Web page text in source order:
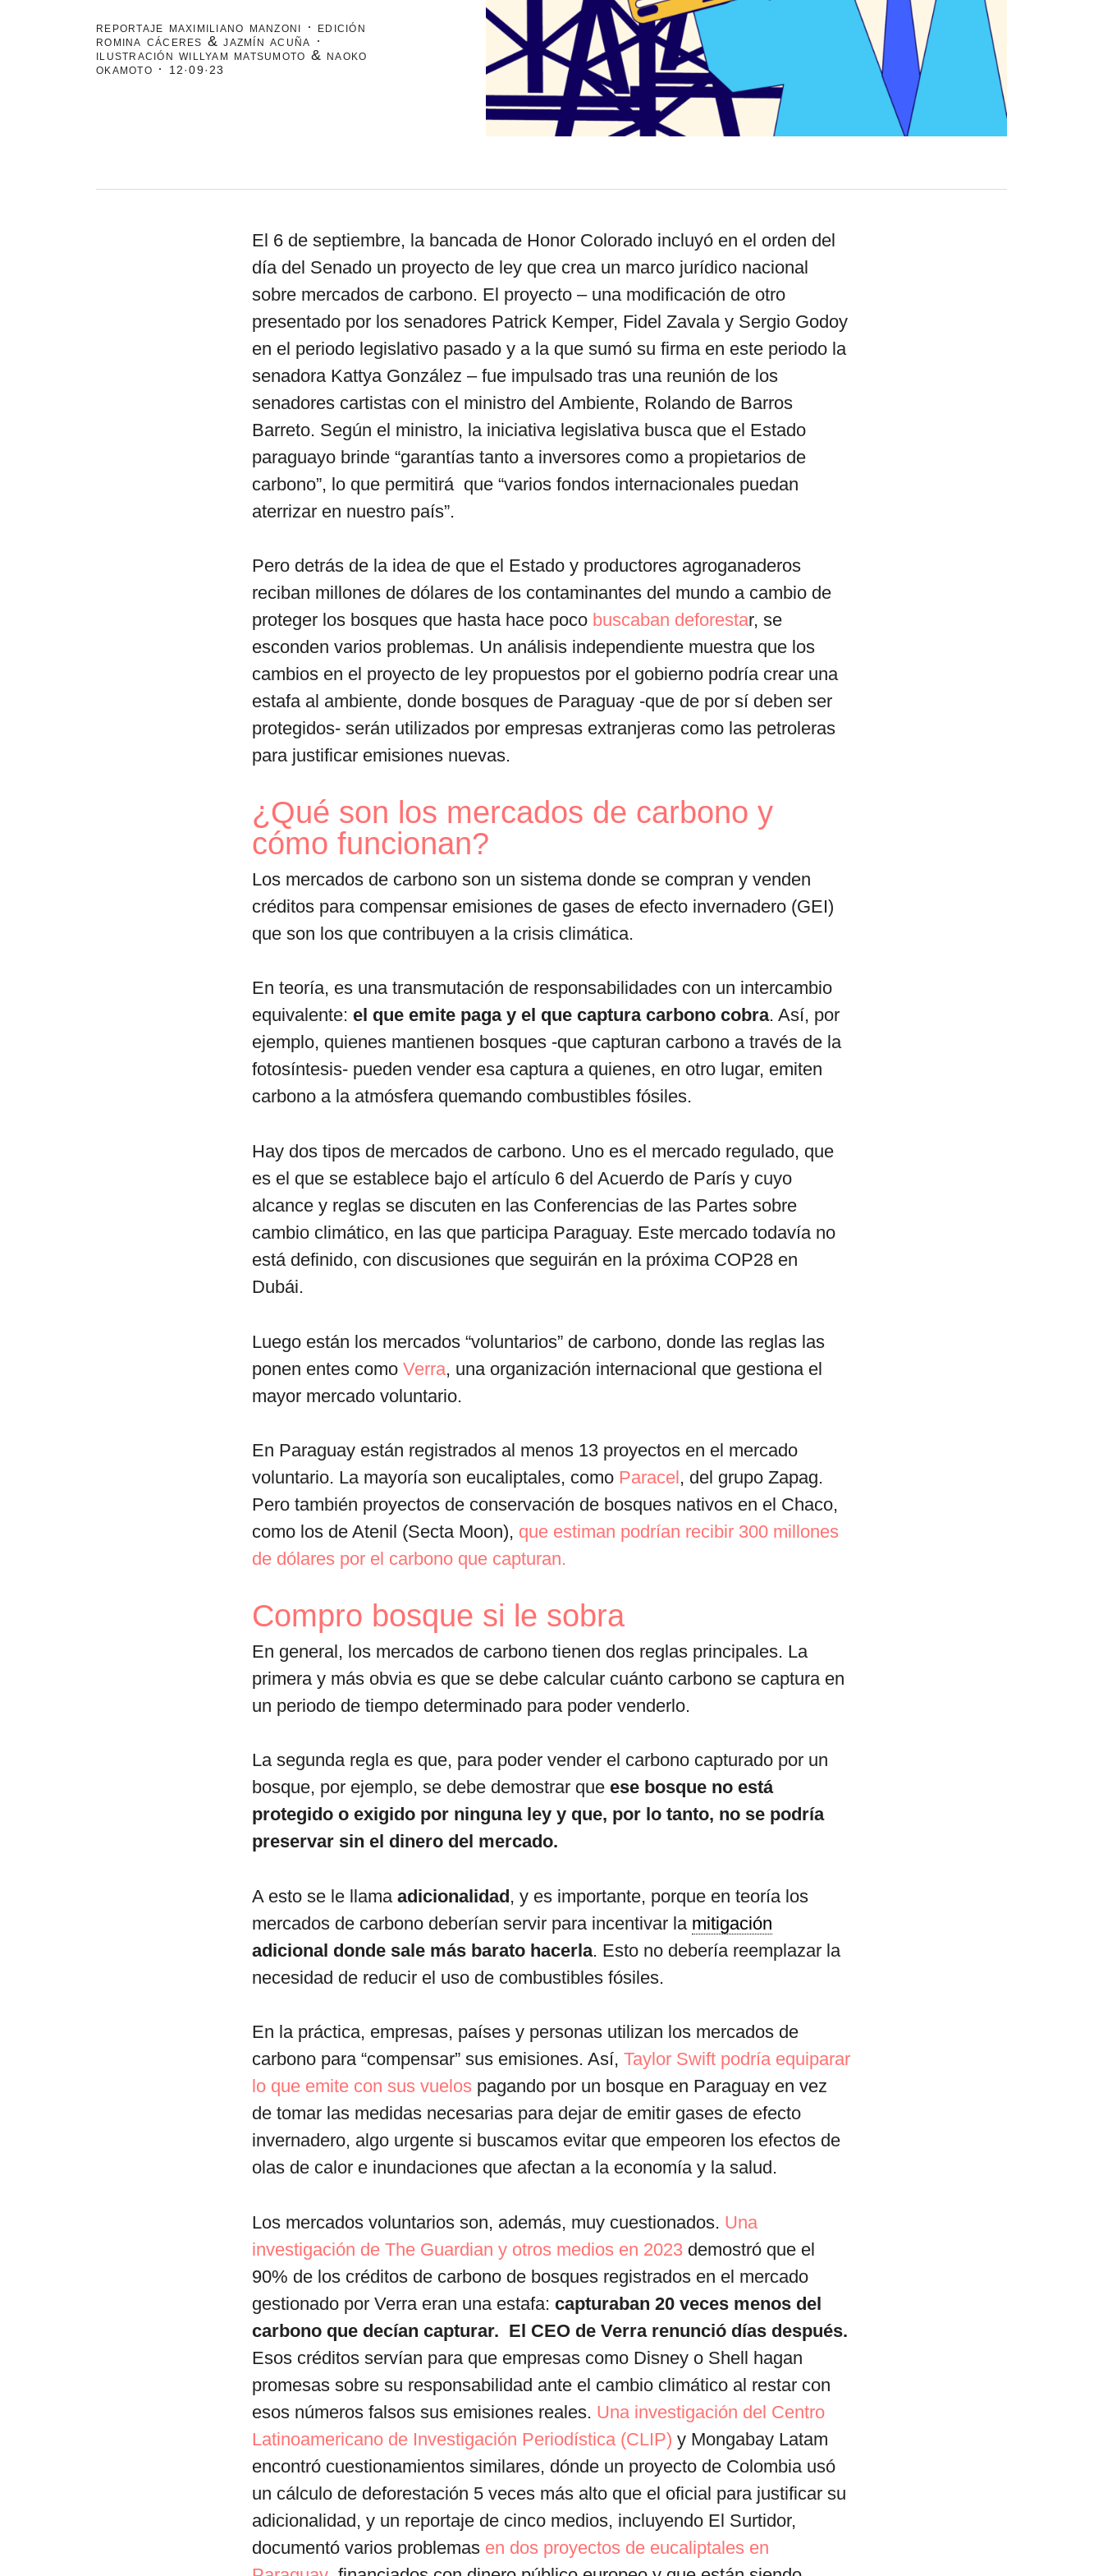
por formato
scrolls
timeline
reportaje maximiliano manzoni · edición
romina cáceres & jazmín acuña ·
ilustración willyam matsumoto & naoko
okamoto ·
12·09·23
El 6 de septiembre, la bancada de Honor Colorado incluyó en el orden del
día del Senado un proyecto de ley que crea un marco jurídico nacional
sobre mercados de carbono. El proyecto – una modificación de otro
presentado por los senadores Patrick Kemper, Fidel Zavala y Sergio Godoy
en el periodo legislativo pasado y a la que sumó su firma en este periodo la
senadora Kattya González – fue impulsado tras una reunión de los
senadores cartistas con el ministro del Ambiente, Rolando de Barros
Barreto. Según el ministro, la iniciativa legislativa busca que el Estado
paraguayo brinde “garantías tanto a inversores como a propietarios de
carbono”, lo que permitirá que “varios fondos internacionales puedan
aterrizar en nuestro país”.
Pero detrás de la idea de que el Estado y productores agroganaderos
reciban millones de dólares de los contaminantes del mundo a cambio de
proteger los bosques que hasta hace poco buscaban deforestar, se
esconden varios problemas. Un análisis independiente muestra que los
cambios en el proyecto de ley propuestos por el gobierno podría crear una
estafa al ambiente, donde bosques de Paraguay -que de por sí deben ser
protegidos- serán utilizados por empresas extranjeras como las petroleras
para justificar emisiones nuevas.
¿Qué son los mercados de carbono y
cómo funcionan?
Los mercados de carbono son un sistema donde se compran y venden
créditos para compensar emisiones de gases de efecto invernadero (GEI)
que son los que contribuyen a la crisis climática.
En teoría, es una transmutación de responsabilidades con un intercambio
equivalente: el que emite paga y el que captura carbono cobra. Así, por
ejemplo, quienes mantienen bosques -que capturan carbono a través de la
fotosíntesis- pueden vender esa captura a quienes, en otro lugar, emiten
carbono a la atmósfera quemando combustibles fósiles.
Hay dos tipos de mercados de carbono. Uno es el mercado regulado, que
es el que se establece bajo el artículo 6 del Acuerdo de París y cuyo
alcance y reglas se discuten en las Conferencias de las Partes sobre
cambio climático, en las que participa Paraguay. Este mercado todavía no
está definido, con discusiones que seguirán en la próxima COP28 en
Dubái.
Luego están los mercados “voluntarios” de carbono, donde las reglas las
ponen entes como Verra, una organización internacional que gestiona el
mayor mercado voluntario.
En Paraguay están registrados al menos 13 proyectos en el mercado
voluntario. La mayoría son eucaliptales, como Paracel, del grupo Zapag.
Pero también proyectos de conservación de bosques nativos en el Chaco,
como los de Atenil (Secta Moon), que estiman podrían recibir 300 millones
de dólares por el carbono que capturan.
Compro bosque si le sobra
En general, los mercados de carbono tienen dos reglas principales. La
primera y más obvia es que se debe calcular cuánto carbono se captura en
un periodo de tiempo determinado para poder venderlo.
La segunda regla es que, para poder vender el carbono capturado por un
bosque, por ejemplo, se debe demostrar que ese bosque no está
protegido o exigido por ninguna ley y que, por lo tanto, no se podría
preservar sin el dinero del mercado.
A esto se le llama adicionalidad, y es importante, porque en teoría los
mercados de carbono deberían servir para incentivar la mitigación
adicional donde sale más barato hacerla. Esto no debería reemplazar la
necesidad de reducir el uso de combustibles fósiles.
En la práctica, empresas, países y personas utilizan los mercados de
carbono para “compensar” sus emisiones. Así, Taylor Swift podría equiparar
lo que emite con sus vuelos pagando por un bosque en Paraguay en vez
de tomar las medidas necesarias para dejar de emitir gases de efecto
invernadero, algo urgente si buscamos evitar que empeoren los efectos de
olas de calor e inundaciones que afectan a la economía y la salud.
Los mercados voluntarios son, además, muy cuestionados. Una
investigación de The Guardian y otros medios en 2023 demostró que el
90% de los créditos de carbono de bosques registrados en el mercado
gestionado por Verra eran una estafa: capturaban 20 veces menos del
carbono que decían capturar. El CEO de Verra renunció días después.
Esos créditos servían para que empresas como Disney o Shell hagan
promesas sobre su responsabilidad ante el cambio climático al restar con
esos números falsos sus emisiones reales. Una investigación del Centro
Latinoamericano de Investigación Periodística (CLIP) y Mongabay Latam
encontró cuestionamientos similares, dónde un proyecto de Colombia usó
un cálculo de deforestación 5 veces más alto que el oficial para justificar su
adicionalidad, y un reportaje de cinco medios, incluyendo El Surtidor,
documentó varios problemas en dos proyectos de eucaliptales en